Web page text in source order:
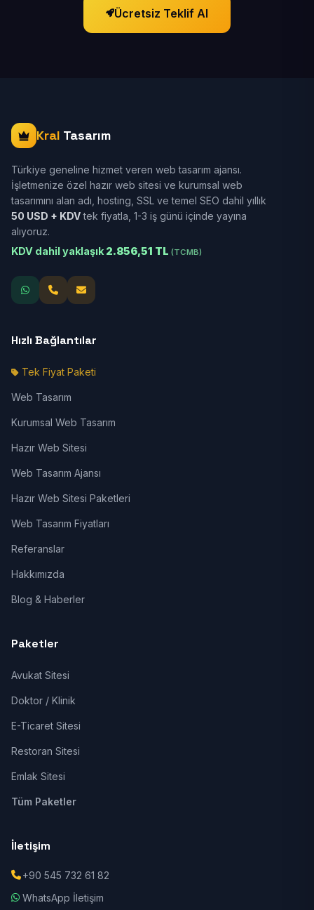
Ücretsiz Teklif Al
Kral Tasarım
Türkiye geneline hizmet veren web tasarım ajansı.
İşletmenize özel hazır web sitesi ve kurumsal web
tasarımını alan adı, hosting, SSL ve temel SEO dahil yıllık
50 USD + KDVtek fiyatla, 1-3 iş günü içinde yayına
alıyoruz.
KDV dahil yaklaşık 2.856,51 TL (TCMB)
Hızlı Bağlantılar
Tek Fiyat Paketi
Web Tasarım
Kurumsal Web Tasarım
Hazır Web Sitesi
Web Tasarım Ajansı
Hazır Web Sitesi Paketleri
Web Tasarım Fiyatları
Referanslar
Hakkımızda
Blog & Haberler
Paketler
Avukat Sitesi
Doktor / Klinik
E-Ticaret Sitesi
Restoran Sitesi
Emlak Sitesi
Tüm Paketler
İletişim
+90 545 732 61 82
WhatsApp İletişim